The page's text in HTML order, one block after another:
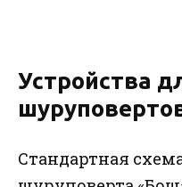
Устройства
Стандартная